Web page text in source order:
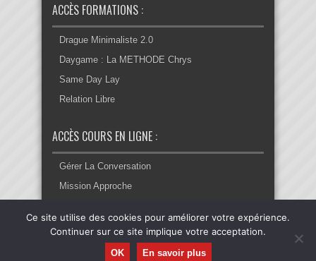
ACCÈS FORMATIONS :
Drague Minimaliste 2.0
Daygame : La METHODE Chrys
Same Day Lay
Relation Libre
ACCÈS COURS EN LIGNE :
Gérer La Conversation
Mission Approche
© Copyright 2022, Tout Droit Réservé. -
Conditions
Générales d'Utilisation
. -Conditions Générales de Vente
Ce site utilise des cookies pour améliorer votre expérience.
Continuer sur ce site implique votre acceptation.
OK En savoir plus